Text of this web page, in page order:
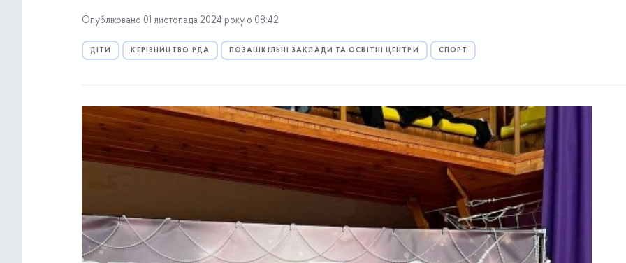
Опубліковано 01 листопада 2024 року о 08:42
ДІТИ КЕРІВНИЦТВО РДА ПОЗАШКІЛЬНІ ЗАКЛАДИ ТА ОСВІТНІ ЦЕНТРИ СПОРТ